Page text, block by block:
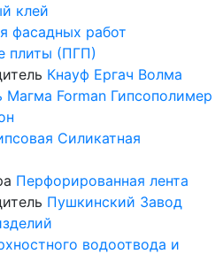
клей
фасадных работ
плиты (ПГП)
Кнауф Ергач Волма
Магма Forman Гипсополимер
Силикатная
Перфорированная лента
Пушкинский Завод
водоотвода и